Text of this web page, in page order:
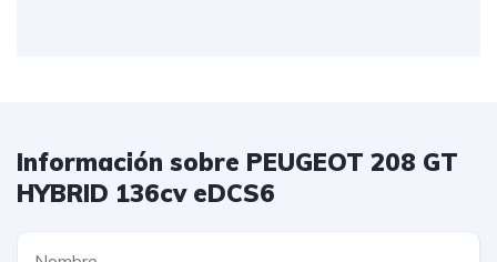
Información sobre PEUGEOT 208 GT
HYBRID 136cv eDCS6